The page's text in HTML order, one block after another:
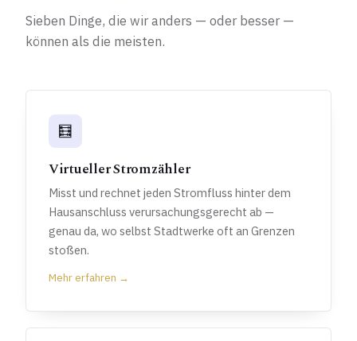
Sieben Dinge, die wir anders — oder besser —
können als die meisten.
🧮
Virtueller Stromzähler
Misst und rechnet jeden Stromfluss hinter dem
Hausanschluss verursachungsgerecht ab —
genau da, wo selbst Stadtwerke oft an Grenzen
stoßen.
Mehr erfahren →